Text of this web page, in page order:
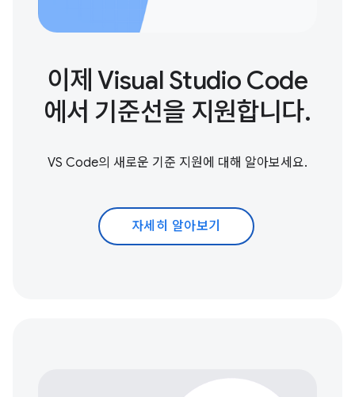
이제 Visual Studio Code
에서 기준선을 지원합니다.
VS Code의 새로운 기준 지원에 대해 알아보세요.
자세히 알아보기